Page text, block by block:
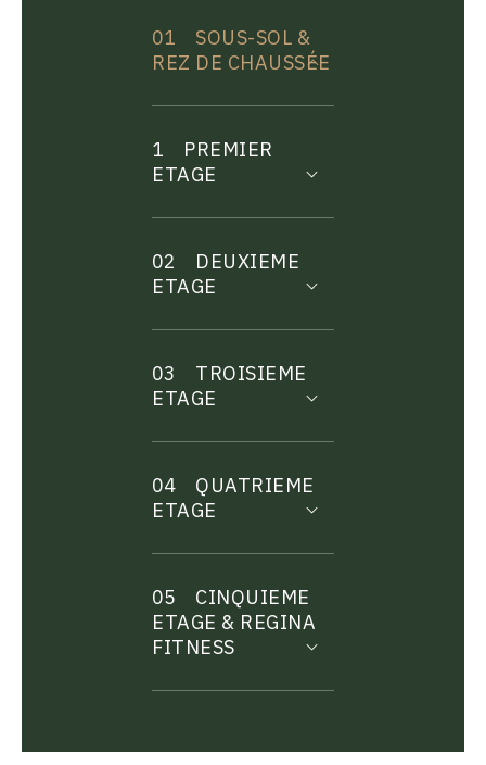
01
SOUS-SOL &
REZ DE CHAUSSÉE
1
PREMIER
ETAGE
02
DEUXIEME
ETAGE
03
TROISIEME
ETAGE
04
QUATRIEME
ETAGE
05
CINQUIEME
ETAGE & REGINA
FITNESS